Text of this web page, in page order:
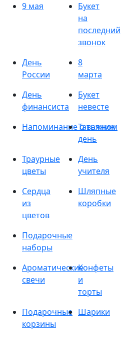
9 мая
Букет
на
последний
звонок
День
России
8
марта
День
финансиста
Букет
невесте
Напоминание о важном
Татьянин
день
Траурные
цветы
День
учителя
Сердца
из
цветов
Шляпные
коробки
Подарочные
наборы
Ароматические
свечи
Конфеты
и
торты
Подарочные
корзины
Шарики